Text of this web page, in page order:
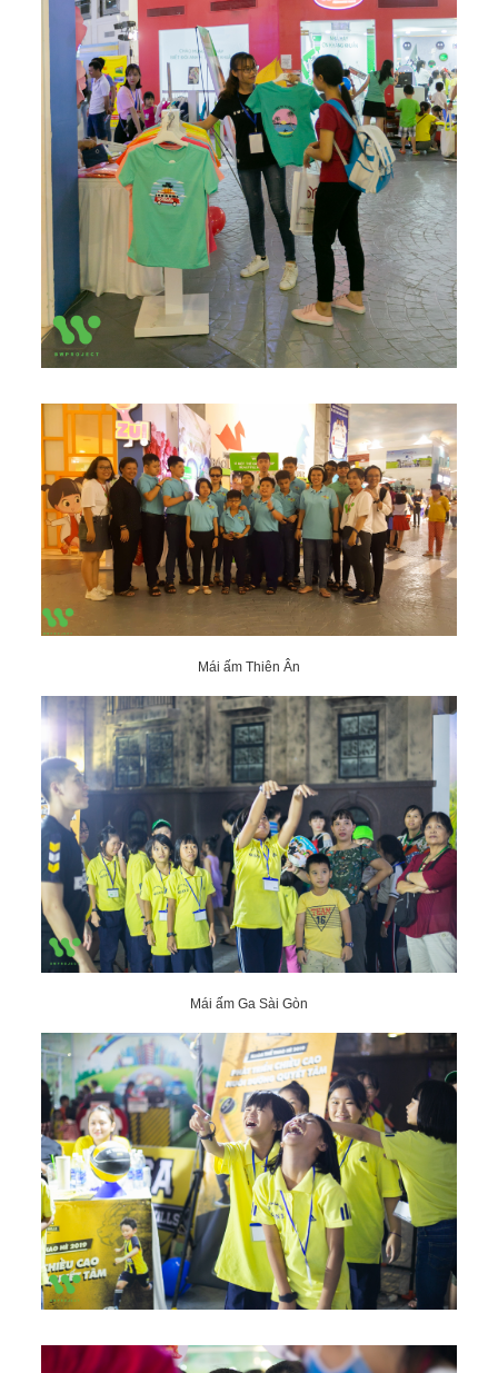
Mái ấm Thiên Ân
Mái ấm Ga Sài Gòn